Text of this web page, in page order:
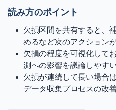
読み方のポイント
欠損区間を共有すると、
めるなど次のアクション
欠損の程度を可視化して
測への影響を議論しやすい
欠損が連続して長い場合
データ収集プロセスの改